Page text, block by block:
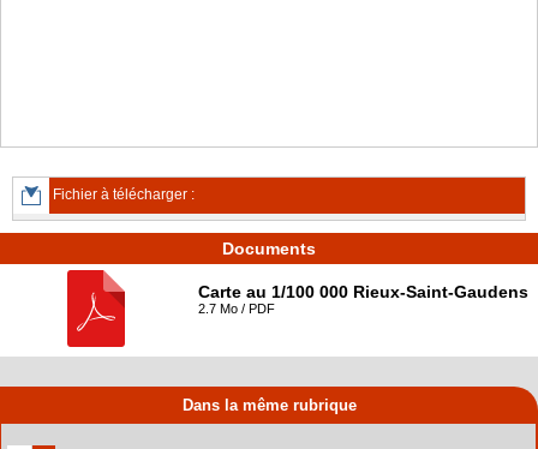
Fichier à télécharger :
Documents
Carte au 1/100 000 Rieux-Saint-Gaudens
2.7 Mo / PDF
Dans la même rubrique